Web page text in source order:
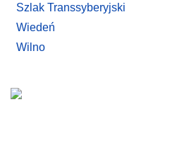
Szlak Transsyberyjski
Wiedeń
Wilno